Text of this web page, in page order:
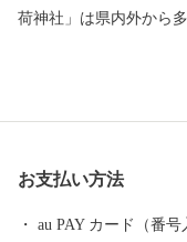
荷神社」は県内外から
れている海津市は、「
お支払い方法
au PAY カード（番号